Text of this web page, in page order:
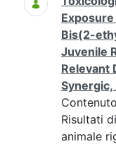
Bis(2-
Juvenile
Relevant
Risultati
animale